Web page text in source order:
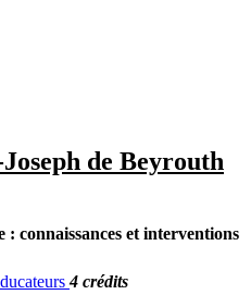
de Beyrouth
: connaissances et interventions
4 crédits